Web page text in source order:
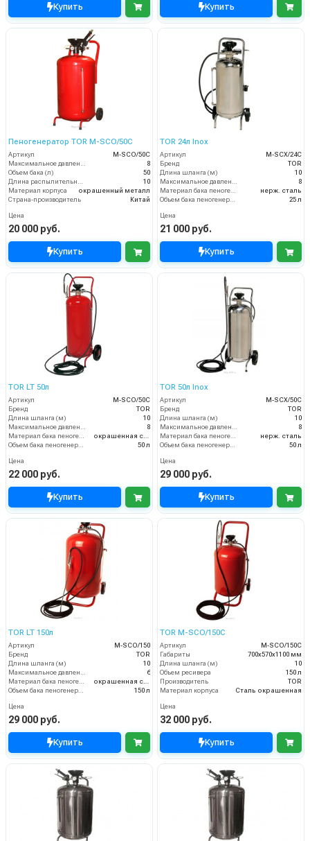
Купить Купить
Пеногенератор TOR M-SCO/50C
Артикул
M-SCO/50C
Максимальное давление (бар)
8
Объем бака (л)
50
Длина распылительного шланга (м)
10
Материал корпуса
окрашенный металл
Страна-производитель
Китай
Цена
20 000 руб.
Купить
TOR 24л Inox
Артикул
М-SCX/24C
Бренд
TOR
Длина шланга (м)
10
Максимальное давление (бар)
8
Материал бака пеногенератора
нерж. сталь
Объем бака пеногенератора
25 л
Цена
21 000 руб.
Купить
TOR LT 50л
Артикул
М-SCO/50C
Бренд
TOR
Длина шланга (м)
10
Максимальное давление (бар)
8
Материал бака пеногенератора
окрашенная сталь
Объем бака пеногенератора
50 л
Цена
22 000 руб.
Купить
TOR 50л Inox
Артикул
М-SCX/50C
Бренд
TOR
Длина шланга (м)
10
Максимальное давление (бар)
8
Материал бака пеногенератора
нерж. сталь
Объем бака пеногенератора
50 л
Цена
29 000 руб.
Купить
TOR LT 150л
Артикул
М-SCO/150
Бренд
TOR
Длина шланга (м)
10
6
окрашенная сталь
150 л
Цена
29 000 руб.
Купить
TOR M-SCO/150C
Артикул
М-SCO/150C
Габариты
700х570х1100 мм
Длина шланга (м)
10
Объем ресивера
150 л
Производитель
TOR
Материал корпуса
Сталь окрашенная
Цена
32 000 руб.
Купить